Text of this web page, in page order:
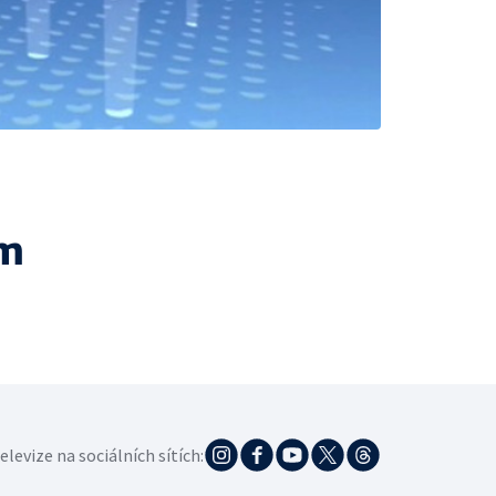
na sociálních sítích: